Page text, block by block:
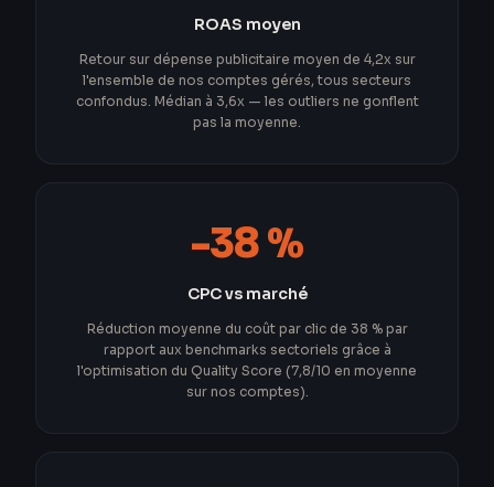
ROAS moyen
Retour sur dépense publicitaire moyen de 4,2x sur
l'ensemble de nos comptes gérés, tous secteurs
confondus. Médian à 3,6x — les outliers ne gonflent
pas la moyenne.
-38 %
CPC vs marché
Réduction moyenne du coût par clic de 38 % par
rapport aux benchmarks sectoriels grâce à
l'optimisation du Quality Score (7,8/10 en moyenne
sur nos comptes).